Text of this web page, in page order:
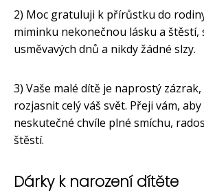
2) Moc gratuluji k přírůstku do
miminku nekonečnou lásku a štěstí,
usměvavých dnů a nikdy žádné slzy.
3) Vaše malé dítě je naprostý
rozjasnit celý váš svět. Přeji vám,
neskutečné chvíle plné smíchu,
štěstí.
Dárky k narození dítěte